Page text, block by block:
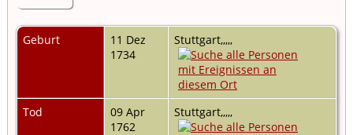
Geburt
11 Dez
1734
Stuttgart,,,,,
Tod
09 Apr
1762
Stuttgart,,,,,